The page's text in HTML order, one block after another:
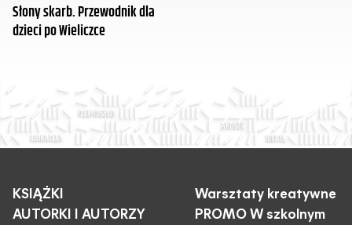
Słony skarb. Przewodnik dla
dzieci po Wieliczce
KSIĄŻKI
AUTORKI I AUTORZY
Warsztaty kreatywne
PROMO W szkolnym